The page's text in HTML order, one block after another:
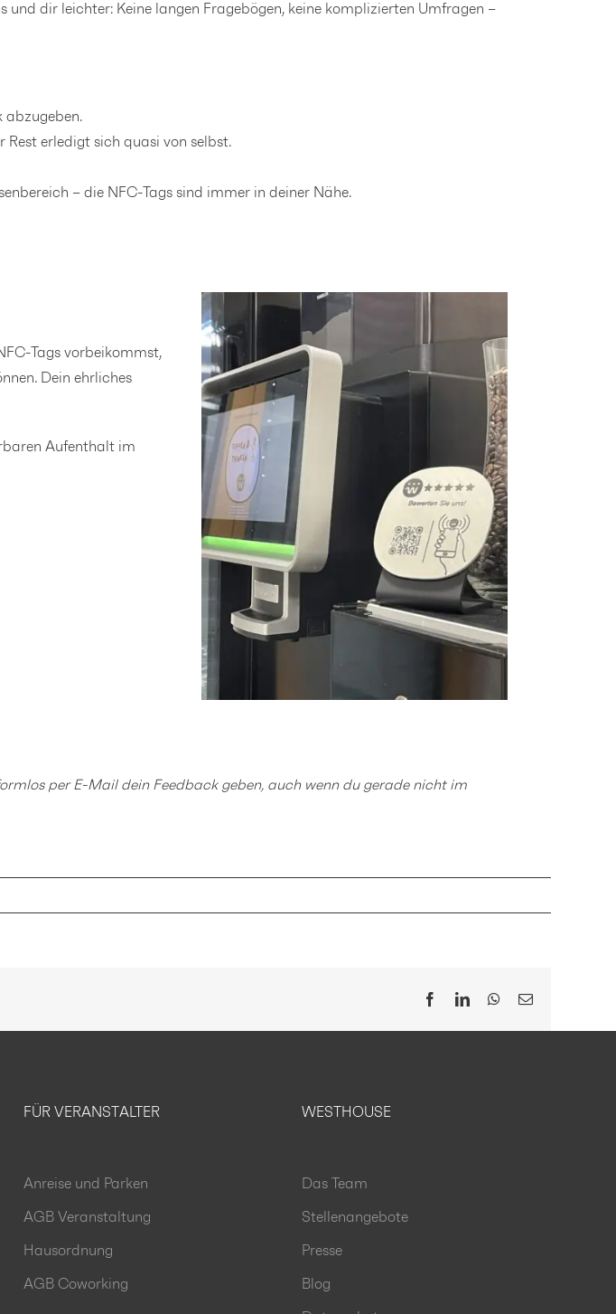
dir leichter: Keine langen Fragebögen, keine komplizierten Umfragen –
abzugeben.
erledigt sich quasi von selbst.
– die NFC-Tags sind immer in deiner Nähe.
Tags vorbeikommst,
Dein ehrliches
Aufenthalt im
per E-Maildein Feedback geben, auch wenn du gerade nicht im
FacebookLinkedInWhatsApp
E-
FÜR VERANSTALTER
Anreise und Parken
AGB Veranstaltung
Hausordnung
AGB Coworking
WESTHOUSE
Das Team
Stellenangebote
Presse
Blog